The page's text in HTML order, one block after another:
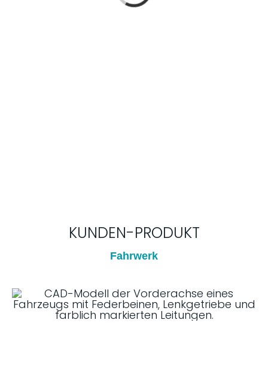
KUNDEN-PRODUKT
Fahrwerk